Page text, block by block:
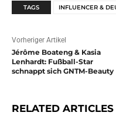
TAGS INFLUENCER &
Vorheriger Artikel
Jérôme Boateng & Kasia
Lenhardt: Fußball-Star
schnappt sich GNTM-Beauty
RELATED ARTICLES